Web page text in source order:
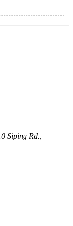
Siping Rd.,